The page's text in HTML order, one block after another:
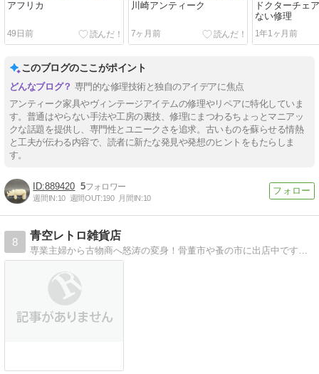
アフリカ
49日前
川崎アンティーク
7ヶ月前
ドクターチェ
ない修理
1年1ヶ月前
このブログのここがポイント
専門的な修理技術と独自のアイデアに焦点
アンティーク家具やヴィンテージアイテムの修理やリペアに特化していま
す。普通はやらない手法や工房の裏技、修理にまつわるちょっとマニアッ
クな話題を提供し、専門性とユニークさを追求。古いものを蘇らせる情熱
と工夫が伝わる内容で、読者に新たな発見や発想のヒントをもたらしま
す。
889420 5
週間IN:10 週間OUT:190 月間IN:10
8
青空レトロ雑貨店